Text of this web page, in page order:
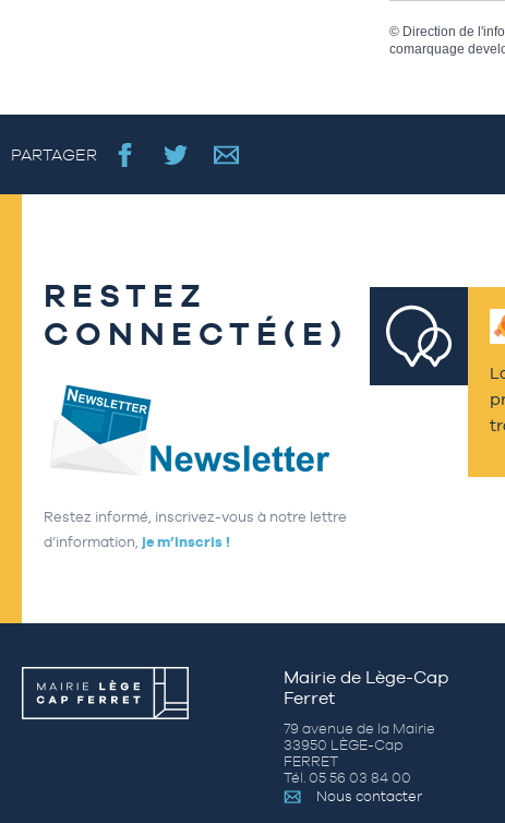
© Direction de
comarquage
PARTAGER
RESTEZ
CONNECTÉ(E)
Restez informé, inscrivez-vous à notre lettre
d’information, je m’inscris !
Mairie de Lège-Cap
Ferret
79 avenue de la Mairie
33950 LÈGE-Cap
FERRET
Tél. 05 56 03 84 00
Nous contacter